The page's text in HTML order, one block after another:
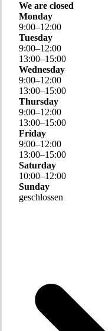
We are closed
Monday
9:00–12:00
Tuesday
9:00–12:00
13:00–15:00
Wednesday
9:00–12:00
13:00–15:00
Thursday
9:00–12:00
13:00–15:00
Friday
9:00–12:00
13:00–15:00
Saturday
10:00–12:00
Sunday
geschlossen